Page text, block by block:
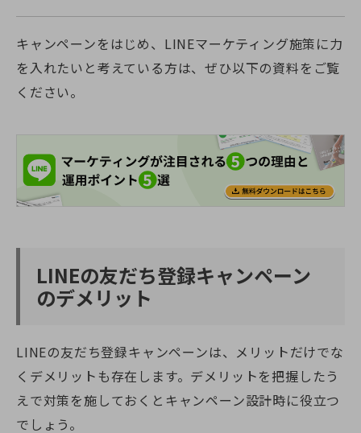
キャンペーンをはじめ、LINEマーケティング施策に力
を入れたいと考えている方は、ぜひ以下の資料をご覧
ください。
LINEの友だち登録キャンペーン
のデメリット
LINEの友だち登録キャンペーンは、メリットだけでな
くデメリットも存在します。デメリットを把握したう
えで対策を施しておくとキャンペーン設計時に役立つ
でしょう。